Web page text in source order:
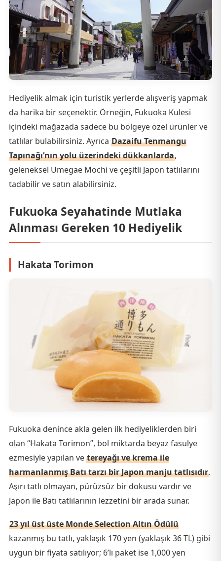
Hediyelik almak için turistik yerlerde alışveriş yapmak
da harika bir seçenektir. Örneğin, Fukuoka Kulesi
içindeki mağazada sadece bu bölgeye özel ürünler ve
tatlılar bulabilirsiniz. Ayrıca Dazaifu Tenmangu
Tapınağı’nın yolu üzerindeki dükkanlarda,
geleneksel Umegae Mochi ve çeşitli Japon tatlılarını
tadabilir ve satın alabilirsiniz.
Fukuoka Seyahatinde Mutlaka
Alınması Gereken 10 Hediyelik
Hakata Torimon
Fukuoka denince akla gelen ilk hediyeliklerden biri
olan “Hakata Torimon”, bol miktarda beyaz fasulye
ezmesiyle yapılan ve tereyağı ve krema ile
harmanlanmış Batı tarzı bir Japon manju tatlısıdır.
Aşırı tatlı olmayan, pürüzsüz bir dokusu vardır ve
Japon ile Batı tatlılarının lezzetini bir arada sunar.
23 yıl üst üste Monde Selection Altın Ödülü
kazanmış bu tatlı, yaklaşık 170 yen (yaklaşık 36 TL) gibi
uygun bir fiyata satılıyor; 6’lı paket ise 1,000 yen